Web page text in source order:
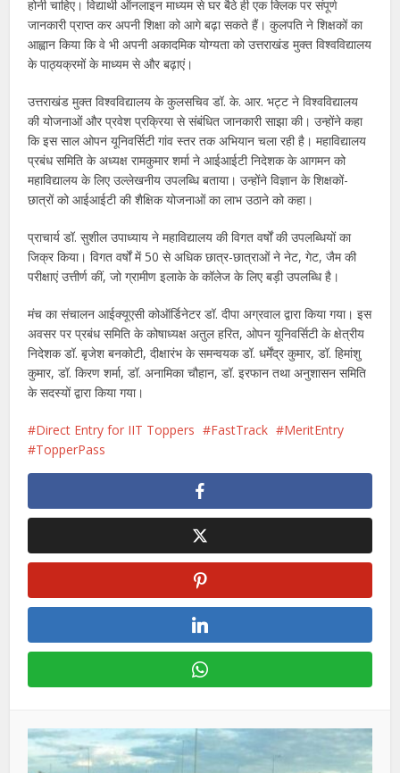
होनी चाहिए। विद्यार्थी ऑनलाइन माध्यम से घर बैठे ही एक क्लिक पर संपूर्ण
जानकारी प्राप्त कर अपनी शिक्षा को आगे बढ़ा सकते हैं। कुलपति ने शिक्षकों का
आह्वान किया कि वे भी अपनी अकादमिक योग्यता को उत्तराखंड मुक्त विश्वविद्यालय
के पाठ्यक्रमों के माध्यम से और बढ़ाएं।
उत्तराखंड मुक्त विश्वविद्यालय के कुलसचिव डॉ. के. आर. भट्ट ने विश्वविद्यालय
की योजनाओं और प्रवेश प्रक्रिया से संबंधित जानकारी साझा की। उन्होंने कहा
कि इस साल ओपन यूनिवर्सिटी गांव स्तर तक अभियान चला रही है। महाविद्यालय
प्रबंध समिति के अध्यक्ष रामकुमार शर्मा ने आईआईटी निदेशक के आगमन को
महाविद्यालय के लिए उल्लेखनीय उपलब्धि बताया। उन्होंने विज्ञान के शिक्षकों-
छात्रों को आईआईटी की शैक्षिक योजनाओं का लाभ उठाने को कहा।
प्राचार्य डॉ. सुशील उपाध्याय ने महाविद्यालय की विगत वर्षों की उपलब्धियों का
जिक्र किया। विगत वर्षों में 50 से अधिक छात्र-छात्राओं ने नेट, गेट, जैम की
परीक्षाएं उत्तीर्ण कीं, जो ग्रामीण इलाके के कॉलेज के लिए बड़ी उपलब्धि है।
मंच का संचालन आईक्यूएसी कोऑर्डिनेटर डॉ. दीपा अग्रवाल द्वारा किया गया। इस
अवसर पर प्रबंध समिति के कोषाध्यक्ष अतुल हरित, ओपन यूनिवर्सिटी के क्षेत्रीय
निदेशक डॉ. बृजेश बनकोटी, दीक्षारंभ के समन्वयक डॉ. धर्मेंद्र कुमार, डॉ. हिमांशु
कुमार, डॉ. किरण शर्मा, डॉ. अनामिका चौहान, डॉ. इरफान तथा अनुशासन समिति
के सदस्यों द्वारा किया गया।
Direct Entry for IIT Toppers FastTrack
MeritEntry
TopperPass